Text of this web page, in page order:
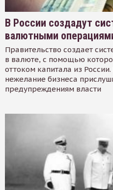
В России создадут
валютными
Правительство создает
в валюте, с помощью
оттоком капитала из
нежелание бизнеса
предупреждениям власти